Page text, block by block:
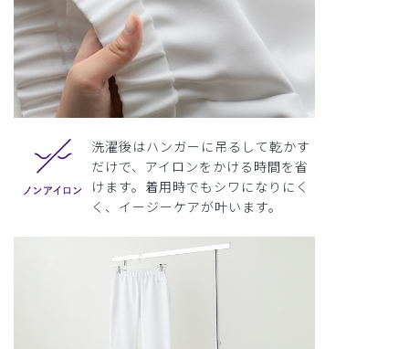
洗濯後はハンガーに吊るして乾かす
だけで、アイロンをかける時間を省
けます。着用時でもシワになりにく
く、イージーケアが叶います。